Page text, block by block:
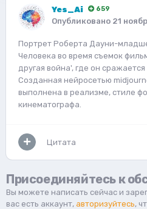
Yes_Ai 659
Опубликовано 21
Портрет Роберта Дауни-
Человека во время съемок
другая война', где он
Созданная нейросетью
выполнена в реализме, стиле
кинематографа.
Цитата
Присоединяйтесь к
Вы можете написать сейчас и
вас есть аккаунт, авторизуйтесь,